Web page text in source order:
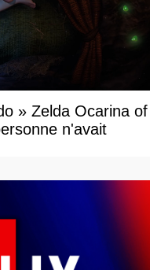
» Zelda Ocarina of
n'avait